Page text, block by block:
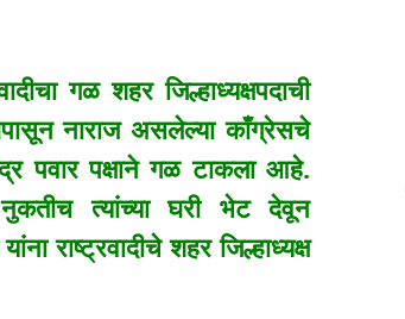
गळ शहर जिल्हाध्यक्षपदाची
नाराज असलेल्या काँग्रेसचे
पवार पक्षाने गळ टाकला आहे.
नुकतीच त्यांच्या घरी भेट देवून
राष्ट्रवादीचे शहर जिल्हाध्यक्ष